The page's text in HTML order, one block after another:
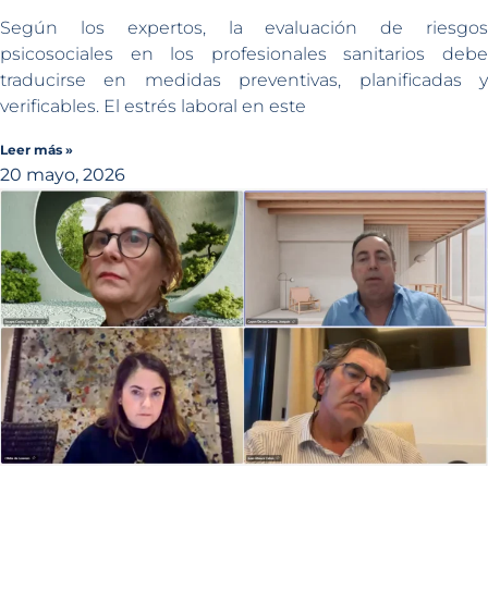
Según los expertos, la evaluación de riesgos
psicosociales en los profesionales sanitarios debe
traducirse en medidas preventivas, planificadas y
verificables. El estrés laboral en este
Leer más »
20 mayo, 2026